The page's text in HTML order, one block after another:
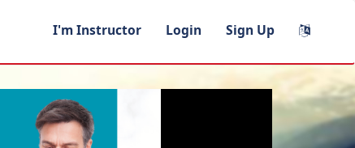
I'm Instructor Login Sign Up